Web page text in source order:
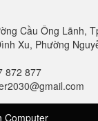
Cầu Ông Lãnh,
Xu, Phường
872 877
Computer